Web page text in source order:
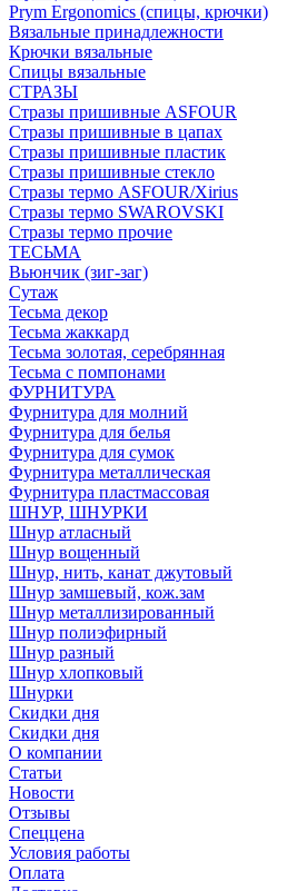
Prym Ergonomics (спицы, крючки)
Вязальные принадлежности
Крючки вязальные
Спицы вязальные
СТРАЗЫ
Стразы пришивные ASFOUR
Стразы пришивные в цапах
Стразы пришивные пластик
Стразы пришивные стекло
Стразы термо ASFOUR/Xirius
Стразы термо SWAROVSKI
Стразы термо прочие
ТЕСЬМА
Вьюнчик (зиг-заг)
Сутаж
Тесьма декор
Тесьма жаккард
Тесьма золотая, серебрянная
Тесьма с помпонами
ФУРНИТУРА
Фурнитура для молний
Фурнитура для белья
Фурнитура для сумок
Фурнитура металлическая
Фурнитура пластмассовая
ШНУР, ШНУРКИ
Шнур атласный
Шнур вощенный
Шнур, нить, канат джутовый
Шнур замшевый, кож.зам
Шнур металлизированный
Шнур полиэфирный
Шнур разный
Шнур хлопковый
Шнурки
Скидки дня
Скидки дня
О компании
Статьи
Новости
Отзывы
Спеццена
Условия работы
Оплата